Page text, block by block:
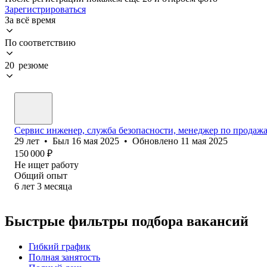
Зарегистрироваться
За всё время
По соответствию
20 резюме
Сервис инженер, служба безопасности, менеджер по
29 лет • Был 16 мая 2025 • Обновлено 11 мая 2025
150 000 ₽
Не ищет работу
Общий опыт
6 лет 3 месяца
Быстрые фильтры подбора вакансий
Гибкий график
Полная занятость